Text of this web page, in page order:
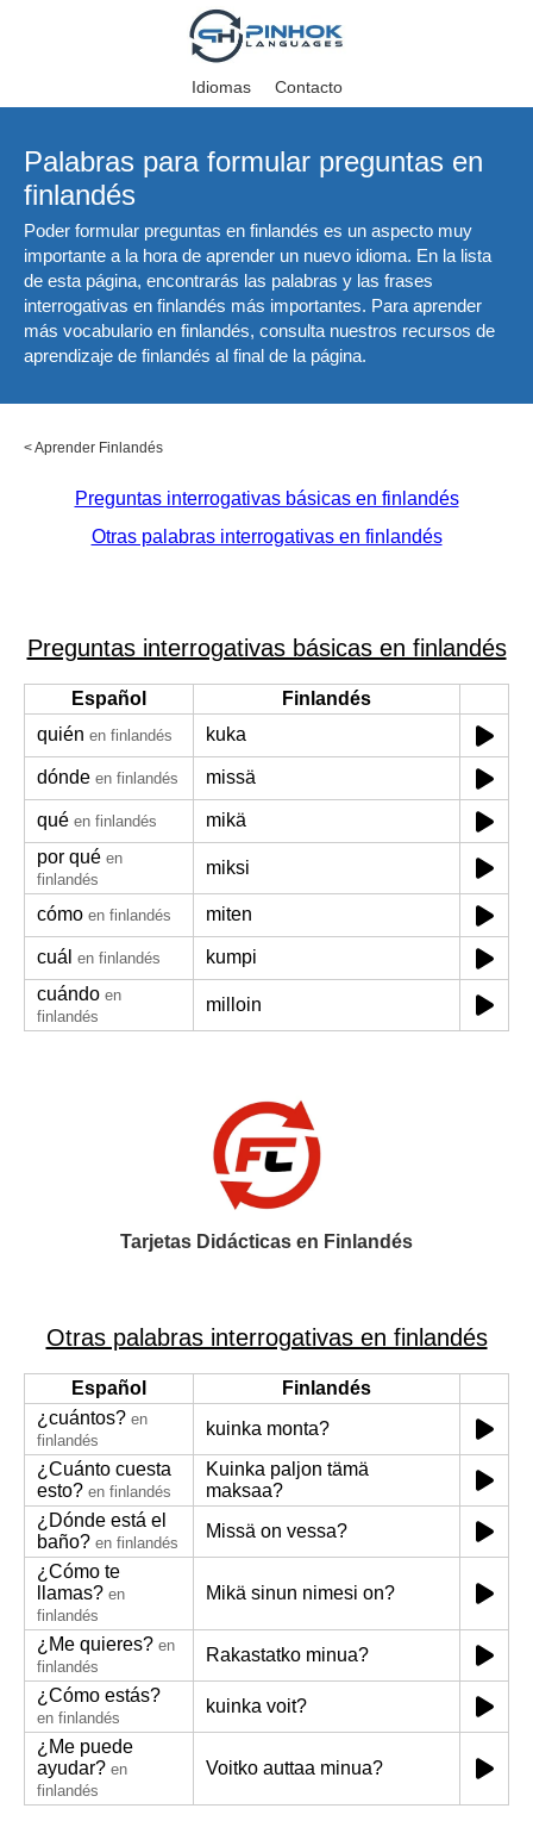
Idiomas Contacto
Palabras para formular preguntas en
finlandés
Poder formular preguntas en finlandés es un aspecto muy
importante a la hora de aprender un nuevo idioma. En la lista
de esta página, encontrarás las palabras y las frases
interrogativas en finlandés más importantes. Para aprender
más vocabulario en finlandés, consulta nuestros recursos de
aprendizaje de finlandés al final de la página.
<Aprender Finlandés
Preguntas interrogativas básicas en finlandés
Otras palabras interrogativas en finlandés
Preguntas interrogativas básicas en finlandés
Español
Finlandés
quién en finlandés kuka
dónde en finlandés missä
qué en finlandés
mikä
por qué en
finlandés
miksi
cómo en finlandés miten
cuál en finlandés
kumpi
cuándo en
finlandés
milloin
Tarjetas Didácticas en Finlandés
Otras palabras interrogativas en finlandés
Español
Finlandés
¿cuántos? en
finlandés
kuinka monta?
¿Cuánto cuesta
esto? en finlandés
Kuinka paljon tämä
maksaa?
¿Dónde está el
baño? en finlandés
Missä on vessa?
¿Cómo te
llamas? en
finlandés
Mikä sinun nimesi on?
¿Me quieres? en
finlandés
Rakastatko minua?
¿Cómo estás?
en finlandés
kuinka voit?
¿Me puede
ayudar? en
finlandés
Voitko auttaa minua?